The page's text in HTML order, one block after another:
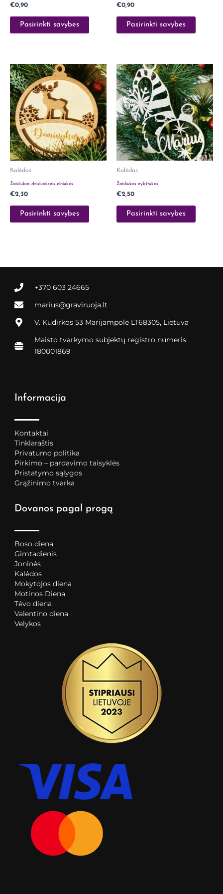
€0,90
Pasirinkti savybes
€0,90
Pasirinkti savybes
Kalėdos
Žaisliukas dvisluoksnis elniukas
€2,30
Pasirinkti savybes
Kalėdos
Žaisliukas nykštukas
€2,50
Pasirinkti savybes
+370 603 24665
marius@graviruoja.lt
V. Kudirkos 53 Marijampolė LT68305, Lietuva
Maisto tvarkymo subjektų registro numeris:
180001869
Informacija
Kontaktai
Tinklaraštis
Privatumo politika
Pirkimo – pardavimo taisyklės
Pristatymo sąlygos
Grąžinimo tvarka
Dovanos pagal progą
Boso diena
Gimtadienis
Joninės
Kalėdos
Mokytojos diena
Motinos Diena
Tėvo diena
Valentino diena
Velykos